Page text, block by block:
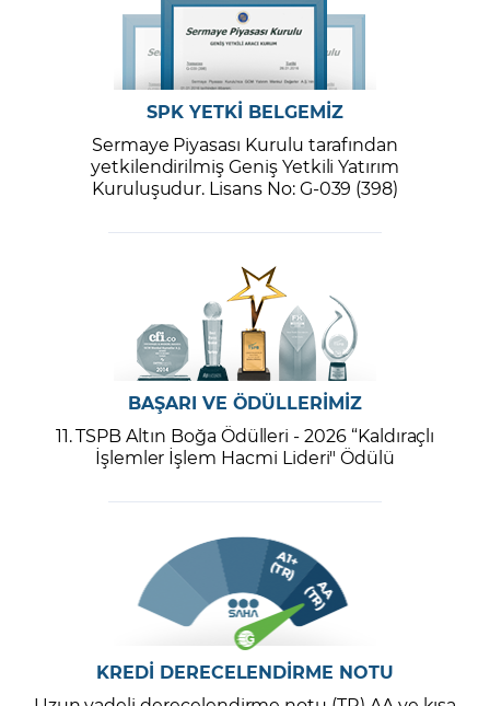
SPK YETKİ BELGEMİZ
Sermaye Piyasası Kurulu tarafından
yetkilendirilmiş Geniş Yetkili Yatırım
Kuruluşudur. Lisans No: G-039 (398)
BAŞARI VE ÖDÜLLERİMİZ
11. TSPB Altın Boğa Ödülleri - 2026 “Kaldıraçlı
İşlemler İşlem Hacmi Lideri" Ödülü
KREDİ DERECELENDİRME NOTU